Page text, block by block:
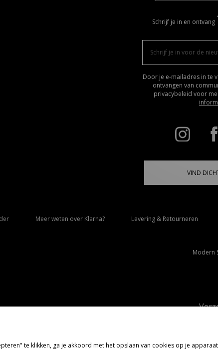
Schrijf je in en ontvang
Door je e-mailadres in te
ontvangen van
privacybeleid voor
VIND
Meer weten over Klarna? Levering & Retourneren
Modern
te klikken, ga je akkoord met het opslaan van cookies op je